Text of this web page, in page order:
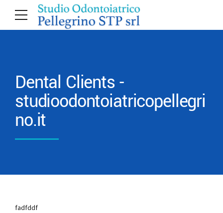
Dental Clients -
studioodontoiatricopellegri
no.it
fadfddf